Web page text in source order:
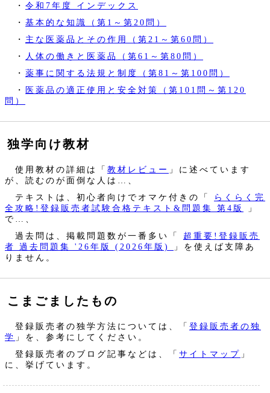
・ 令和7年度 インデックス
・ 基本的な知識（第1～第20問）
・ 主な医薬品とその作用（第21～第60問）
・
人体の働きと医薬品（第61～第80問）
・ 薬事に関する法規と制度（第81～第100問）
・
医薬品の適正使用と安全対策（第101問～第120
問）
独学向け教材
使用教材の詳細は「 教材レビュー 」に述べています
が、読むのが面倒な人は…、
テキストは、初心者向けでオマケ付きの「
らくらく完
全攻略!登録販売者試験合格テキスト&問題集 第4版
」
で…、
過去問は、掲載問題数が一番多い「
超重要!登録販売
者 過去問題集 '26年版 (2026年版)
」を使えば支障あ
りません。
こまごましたもの
登録販売者の独学方法については、「 登録販売者の独
学 」を、参考にしてください。
登録販売者のブログ記事などは、「 サイトマップ 」
に、挙げています。